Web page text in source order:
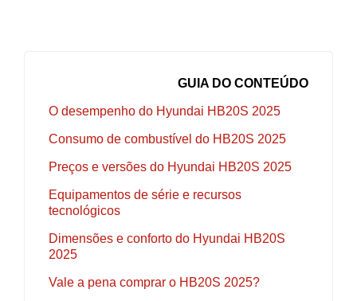
GUIA DO CONTEÚDO
O desempenho do Hyundai HB20S 2025
Consumo de combustível do HB20S 2025
Preços e versões do Hyundai HB20S 2025
Equipamentos de série e recursos
tecnológicos
Dimensões e conforto do Hyundai HB20S
2025
Vale a pena comprar o HB20S 2025?